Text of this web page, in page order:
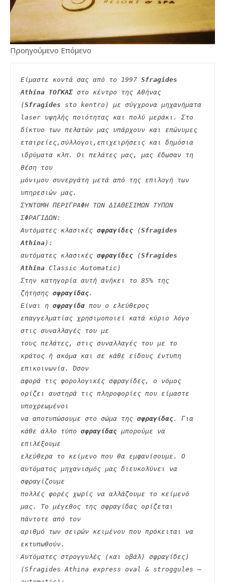
Προηγούμενο Επόμενο
Είμαστε κοντά σας από το 1997 Sfragides
Athina ΤΟΓΚΑΣ στο κέντρο της Αθήνας
(Sfragides sto kentro) με σύγχρονα μηχανήματα
laser υψηλής ποιότητας και πολύ μεράκι. Στο
δίκτυο των πελατών μας υπάρχουν και επώνυμες
εταιρείες,σύλλογοι,επιχειρήσεις και δημόσια
ιδρύματα κλπ. Οι πελάτες μας, μας έδωσαν τη
θέση του
μόνιμου συνεργάτη μετά από της επιλογή των
υπηρεσιών μας.
ΣΥΝΤΟΜΗ ΠΕΡΙΓΡΑΦΗ ΤΩΝ ΔΙΑΘΕΣΙΜΩΝ ΤΥΠΩΝ
ΣΦΡΑΓΙΔΩΝ:
Αυτόματες κλασικές σφραγίδες (Sfragides
Athina):
αυτόματες κλασικές σφραγίδες (Sfragides
Athina Classic Automatic)
Στην κατηγορία αυτή ανήκει το 85% της
ζήτησης σφραγίδας.
Είναι η σφραγίδα που ο ελεύθερος
επαγγελματίας χρησιμοποιεί κατά κύριο λόγο
στις συναλλαγές του με
τους πελάτες, στις συναλλαγές του με το
κράτος ή ακόμα και σε κάθε είδους έντυπη
επικοινωνία. Όσον
αφορά τις φορολογικές σφραγίδες, ο νόμος
ορίζει αυστηρά τις πληροφορίες που είμαστε
υποχρεωμένοι
να αποτυπώσουμε στο σώμα της σφραγίδας. Για
κάθε άλλο τύπο σφραγίδας μπορούμε να
επιλέξουμε
ελεύθερα το κείμενο που θα εμφανίσουμε. Ο
αυτόματος μηχανισμός μας διευκολύνει να
σφραγίζουμε
πολλές φορές χωρίς να αλλάζουμε το κείμενό
μας. Το μέγεθος της σφραγίδας ορίζεται
πάντοτε από τον
αριθμό των σειρών κειμένου που πρόκειται να
εκτυπωθούν.
Αυτόματες στρογγυλές (και οβάλ) σφραγίδες)
(Sfragides Athina express oval & stroggules –